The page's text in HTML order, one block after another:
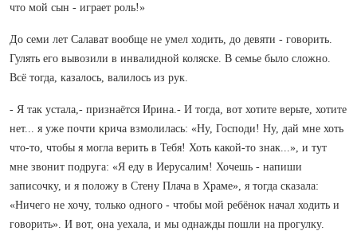
что мой сын - играет роль!»
До семи лет Салават вообще не умел ходить, до девяти - говорить.
Гулять его вывозили в инвалидной коляске. В семье было сложно.
Всё тогда, казалось, валилось из рук.
- Я так устала,- признаётся Ирина.- И тогда, вот хотите верьте, хотите
нет... я уже почти крича взмолилась: «Ну, Господи! Ну, дай мне хоть
что-то, чтобы я могла верить в Тебя! Хоть какой-то знак...», и тут
мне звонит подруга: «Я еду в Иерусалим! Хочешь - напиши
записочку, и я положу в Стену Плача в Храме», я тогда сказала:
«Ничего не хочу, только одного - чтобы мой ребёнок начал ходить и
говорить». И вот, она уехала, и мы однажды пошли на прогулку.